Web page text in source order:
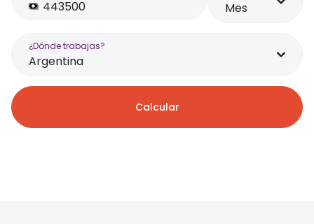
Mes
¿Dónde trabajas?
Argentina
Calcular